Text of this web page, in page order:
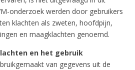
onderzoek werden door gebruikers
klachten als zweten, hoofdpijn,
en maagklachten genoemd.
en het gebruik
van gegevens uit de